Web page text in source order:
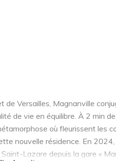
Versailles, Magnanville
de vie en équilibre. À 2 min de
où fleurissent les
nouvelle résidence. En 2024,
Lazare depuis la gare «